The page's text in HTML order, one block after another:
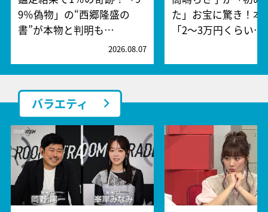
9％偽物」の“西郷隆盛の
書”が本物と判明も…
2026.08.07
た」お宝に驚き！本
「2～3万円くらい…
バラエティ